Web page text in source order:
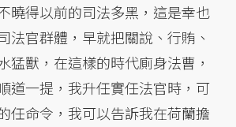
曉得以前的司法多黑，這是幸也
法官群體，早就把關說、行賄、
猛獸，在這樣的時代廁身法曹，
道一提，我升任實任法官時，可
任命令，我可以告訴我在荷蘭擔